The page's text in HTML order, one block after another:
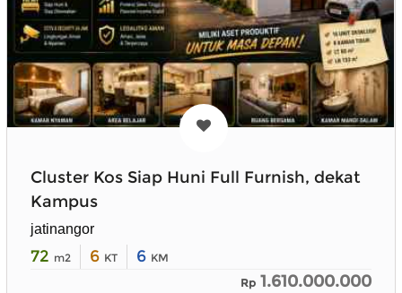
Cluster Kos Siap Huni Full Furnish, dekat
Kampus
jatinangor
72 m2 6 KT 6 KM
Rp 1.610.000.000